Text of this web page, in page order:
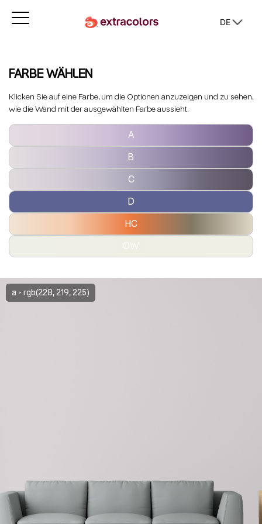
DE
a - rgb(228, 219, 225)
FARBE WÄHLEN
Klicken Sie auf eine Farbe, um die Optionen anzuzeigen und zu sehen,
wie die Wand mit der ausgewählten Farbe aussieht.
A
B
C
D
HC
OW